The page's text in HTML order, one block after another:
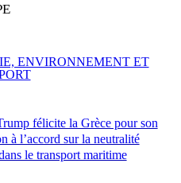
félicite la Grèce pour son
à l’accord sur la neutralité
le transport maritime
ENVIRONNEMENT ET